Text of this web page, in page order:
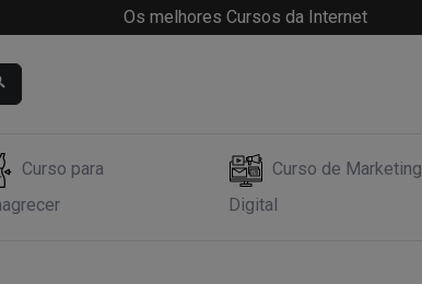
Os melhores Cursos da Internet
Curso para
Curso de Marketing
Digital